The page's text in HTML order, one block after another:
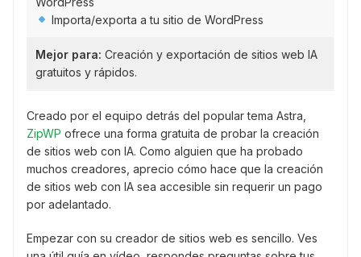
Importa/exporta a tu sitio de WordPress
Mejor para: Creación y exportación de sitios web IA
gratuitos y rápidos.
Creado por el equipo detrás del popular tema Astra,
ZipWP ofrece una forma gratuita de probar la creación
de sitios web con IA. Como alguien que ha probado
muchos creadores, aprecio cómo hace que la creación
de sitios web con IA sea accesible sin requerir un pago
por adelantado.
Empezar con su creador de sitios web es sencillo. Ves